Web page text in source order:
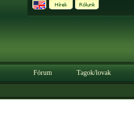
Fórum Tagok/lovak